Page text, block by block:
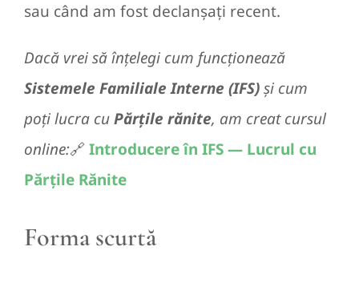
sau când am fost declanșați recent.
Dacă vrei să înțelegi cum funcționează
Sistemele Familiale Interne (IFS)și cum
poți lucra cuPărțile rănite, am creat cursul
online:🔗 Introducere în IFS — Lucrul cu
Părțile Rănite
Forma scurtă